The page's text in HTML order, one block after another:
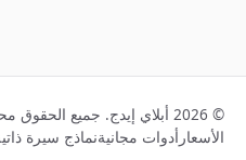
© 2026 أبلاي إيدج. جميع الحقوق محفوظة.
الأسعار أدوات مجانيةنماذج سيرة